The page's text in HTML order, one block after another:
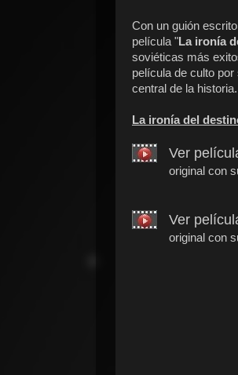
Con un guión
película "La ironía
soviéticas más
película de culto
central de la historia.
La ironía del
Ver
original con
Ver
original con